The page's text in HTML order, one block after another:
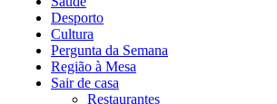
Desporto
Cultura
Pergunta da Semana
Região à Mesa
Sair de casa
Restaurantes